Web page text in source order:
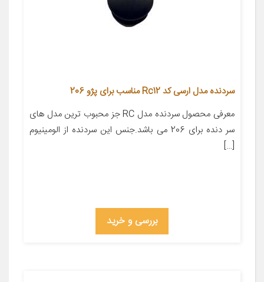
سردنده مدل ارسی کد Rc12 مناسب برای پژو 206
معرفی محصول سردنده مدل RC جز محبوب ترین مدل های
سر دنده برای 206 می باشد.جنس این سردنده از الومینیوم
[…]
بررسی و خرید